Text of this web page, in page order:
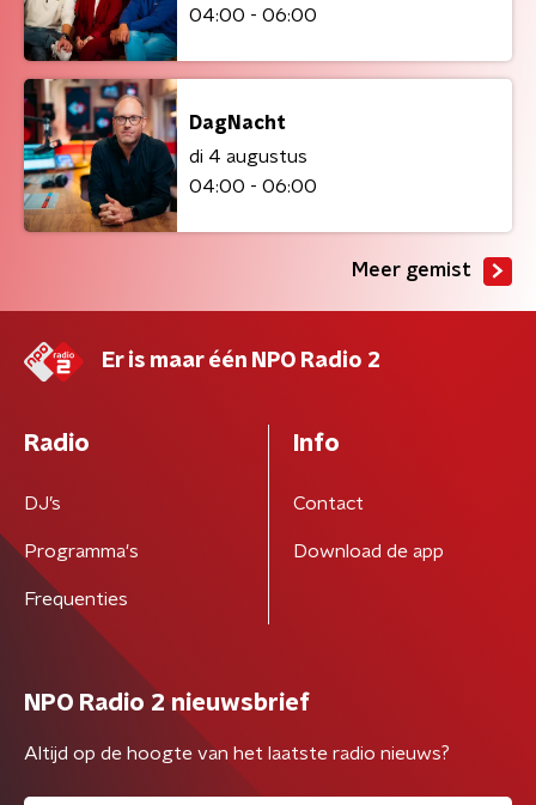
04:00 - 06:00
DagNacht
di 4 augustus
04:00 - 06:00
Meer gemist
Er is maar één NPO Radio 2
Radio
DJ’s
Programma's
Frequenties
Info
Contact
Download de app
NPO Radio 2 nieuwsbrief
Altijd op de hoogte van het laatste radio nieuws?